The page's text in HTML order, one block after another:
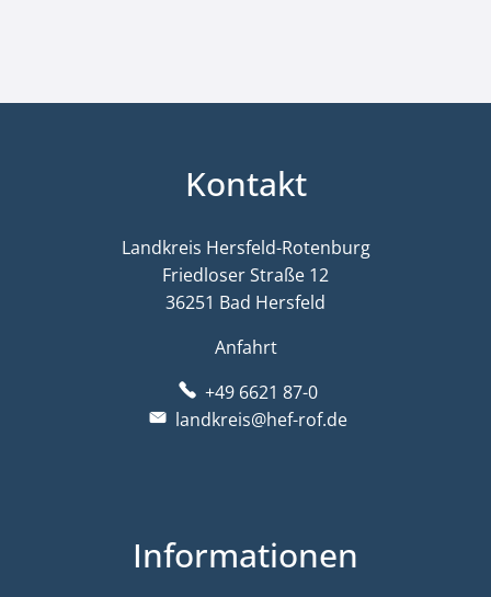
Kontakt
Landkreis Hersfeld-Rotenburg
Friedloser Straße 12
36251 Bad Hersfeld
Anfahrt
+49 6621 87-0
landkreis@hef-rof.de
Informationen